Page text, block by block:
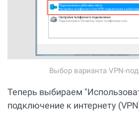
Выбор варианта VPN-
Теперь выбираем
подключение к интернету